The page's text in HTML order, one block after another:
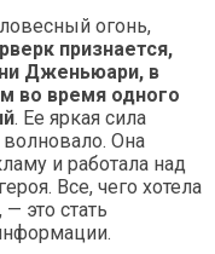
огонь,
признается,
Дженьюари, в
во время одного
. Ее яркая сила
Она
и работала над
Все, чего хотела
это стать